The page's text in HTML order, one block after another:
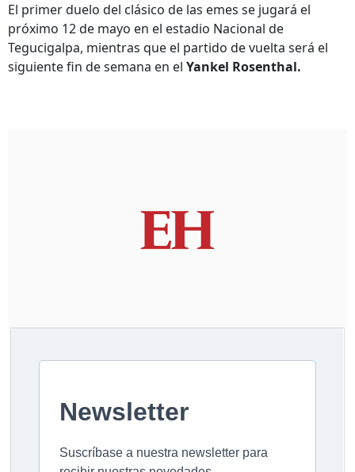
El primer duelo del clásico de las emes se jugará el
próximo 12 de mayo en el estadio Nacional de
Tegucigalpa, mientras que el partido de vuelta será el
siguiente fin de semana en el Yankel Rosenthal.